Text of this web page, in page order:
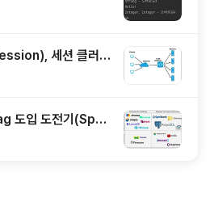
세션 클러스
이란? + 세션,
도입 도전기(Spri